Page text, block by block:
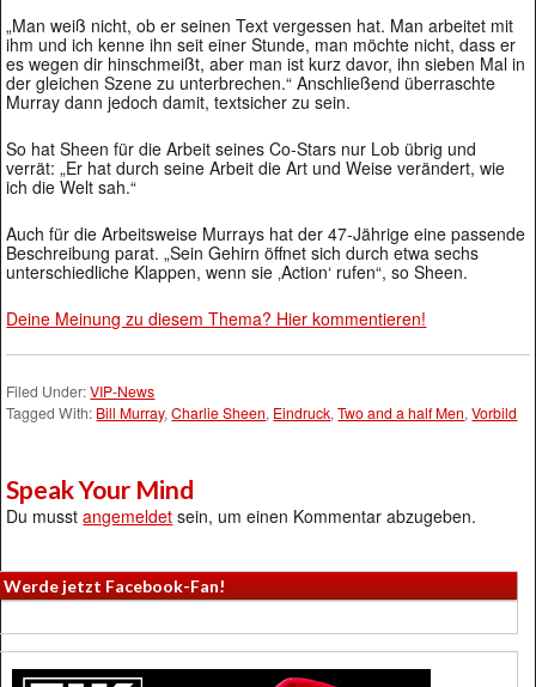
„Man weiß nicht, ob er seinen Text vergessen hat. Man arbeitet mit
ihm und ich kenne ihn seit einer Stunde, man möchte nicht, dass er
es wegen dir hinschmeißt, aber man ist kurz davor, ihn sieben Mal in
der gleichen Szene zu unterbrechen.“ Anschließend überraschte
Murray dann jedoch damit, textsicher zu sein.
So hat Sheen für die Arbeit seines Co-Stars nur Lob übrig und
verrät: „Er hat durch seine Arbeit die Art und Weise verändert, wie
ich die Welt sah.“
Auch für die Arbeitsweise Murrays hat der 47-Jährige eine passende
Beschreibung parat. „Sein Gehirn öffnet sich durch etwa sechs
unterschiedliche Klappen, wenn sie ‚Action‘ rufen“, so Sheen.
Deine Meinung zu diesem Thema? Hier kommentieren!
Filed Under:VIP-News
Tagged With: Bill Murray,Charlie Sheen, Eindruck,Two and a half Men,Vorbild
Speak Your Mind
Du musstangemeldet sein, um einen Kommentar abzugeben.
Werde jetzt Facebook-Fan!